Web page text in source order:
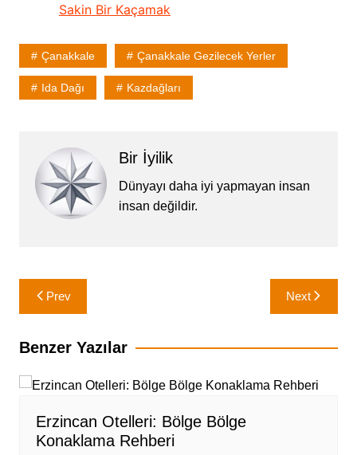
Sakin Bir Kaçamak
Çanakkale Çanakkale Gezilecek Yerler
Ida Dağı Kazdağları
Bir İyilik
Dünyayı daha iyi yapmayan insan
insan değildir.
Yazı
gezinmesi
Prev Next
Benzer Yazılar
Erzincan Otelleri: Bölge Bölge
Konaklama Rehberi